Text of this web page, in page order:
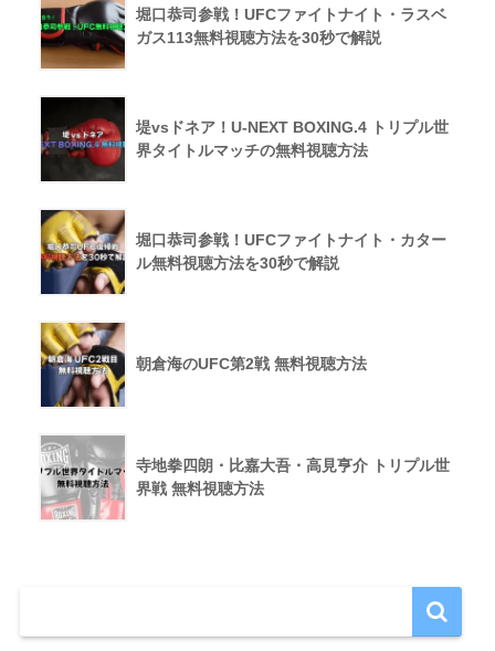
堀口恭司参戦！UFCファイトナイト・ラスベ
ガス113無料視聴方法を30秒で解説
堤vsドネア！U-NEXT BOXING.4 トリプル世
界タイトルマッチの無料視聴方法
堀口恭司参戦！UFCファイトナイト・カター
ル無料視聴方法を30秒で解説
朝倉海のUFC第2戦 無料視聴方法
寺地拳四朗・比嘉大吾・高見亨介 トリプル世
界戦 無料視聴方法